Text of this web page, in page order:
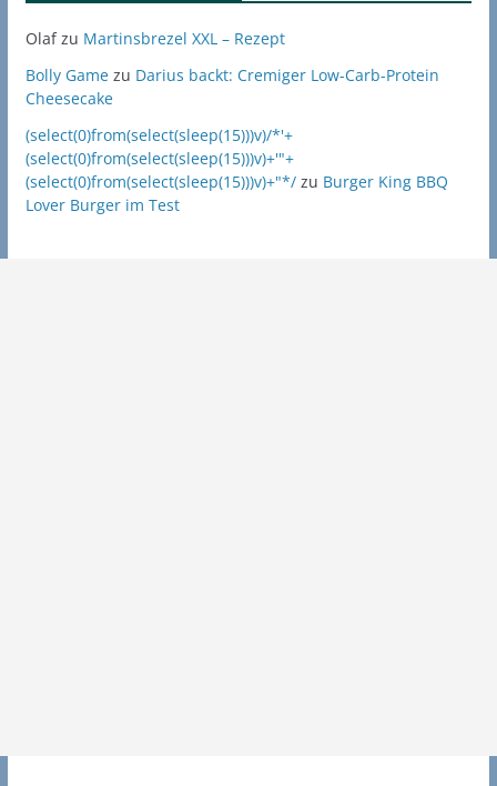
Olafzu Martinsbrezel XXL – Rezept
Bolly Gamezu Darius backt: Cremiger Low-Carb-Protein
Cheesecake
(select(0)from(select(sleep(15)))v)/*'+
(select(0)from(select(sleep(15)))v)+'"+
(select(0)from(select(sleep(15)))v)+"*/zu Burger King BBQ
Lover Burger im Test